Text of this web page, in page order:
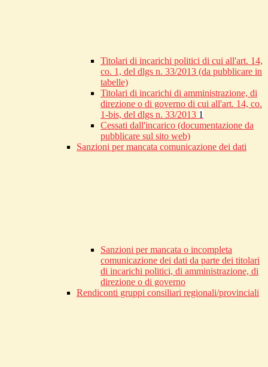
Titolari di incarichi politici di cui all'art. 14,
co. 1, del dlgs n. 33/2013 (da pubblicare in
tabelle)
Titolari di incarichi di amministrazione, di
direzione o di governo di cui all'art. 14, co.
1-bis, del dlgs n. 33/2013 1
Cessati dall'incarico (documentazione da
pubblicare sul sito web)
Sanzioni per mancata comunicazione dei dati
Sanzioni per mancata o incompleta
comunicazione dei dati da parte dei titolari
di incarichi politici, di amministrazione, di
direzione o di governo
Rendiconti gruppi consiliari regionali/provinciali